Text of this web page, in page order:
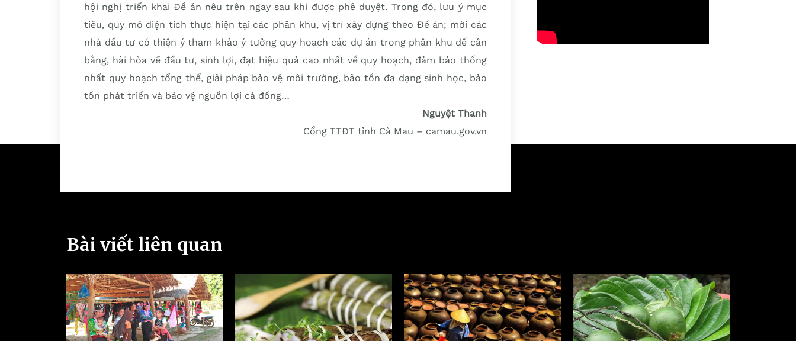
hội nghị triển khai Đề án nêu trên ngay sau khi được phê duyệt. Trong đó, lưu ý mục
tiêu, quy mô diện tích thực hiện tại các phân khu, vị trí xây dựng theo Đề án; mời các
nhà đầu tư có thiện ý tham khảo ý tưởng quy hoạch các dự án trong phân khu đế cân
bằng, hài hòa về đầu tư, sinh lợi, đạt hiệu quả cao nhất về quy hoạch, đảm bảo thống
nhất quy hoạch tổng thể, giải pháp bảo vệ môi trường, bảo tồn đa dạng sinh học, bảo
tồn phát triển và bảo vệ nguồn lợi cá đồng…
Nguyệt Thanh
Cổng TTĐT tỉnh Cà Mau – camau.gov.vn
Bài viết liên quan